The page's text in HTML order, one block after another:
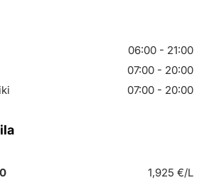
06:00 - 21:00
07:00 - 20:00
07:00 - 20:00
1,925 €/L